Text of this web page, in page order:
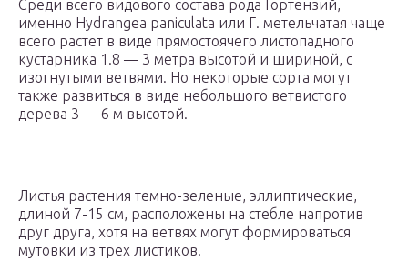
Среди всего видового состава рода Гортензий,
именно Hydrangea paniculata или Г. метельчатая чаще
всего растет в виде прямостоячего листопадного
кустарника 1.8 — 3 метра высотой и шириной, с
изогнутыми ветвями. Но некоторые сорта могут
также развиться в виде небольшого ветвистого
дерева 3 — 6 м высотой.
Листья растения темно-зеленые, эллиптические,
длиной 7-15 см, расположены на стебле напротив
друг друга, хотя на ветвях могут формироваться
мутовки из трех листиков.